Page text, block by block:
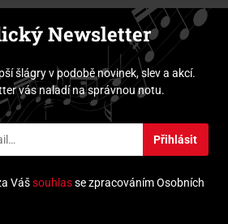
Newsletter
šlágry v podobě novinek, slev a akcí.
vás naladí na správnou notu.
Přihlásit
Vášsouhlasse zpracováním Osobních